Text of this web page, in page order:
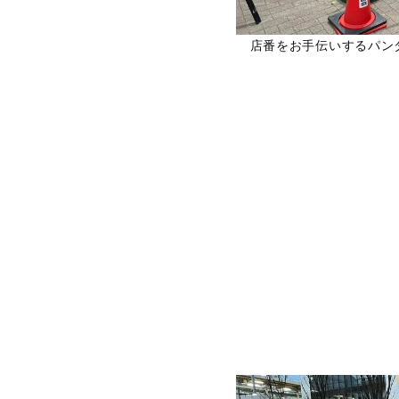
店番をお手伝いするパン